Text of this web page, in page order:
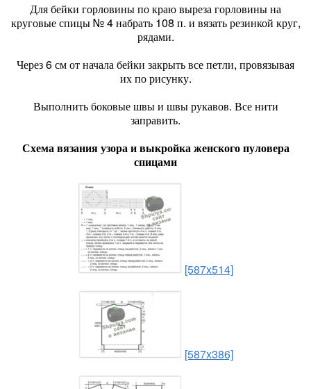
Для бейки горловины по краю выреза горловины на
круговые спицы № 4 набрать 108 п. и вязать резинкой круг,
рядами.
Через 6 см от начала бейки закрыть все петли, провязывая
их по рисунку.
Выполнить боковые швы и швы рукавов. Все нити
заправить.
Схема вязания узора и выкройка женского пуловера
спицами
[587x514]
[587x386]